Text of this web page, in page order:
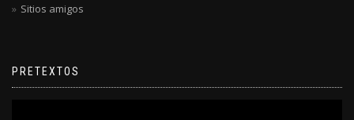
Sitios amigos
PRETEXTOS